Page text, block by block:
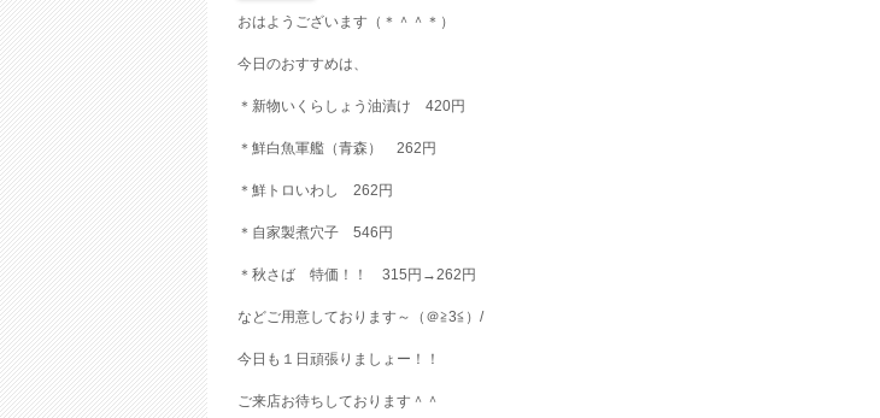
おはようございます（＊＾＾＊）
今日のおすすめは、
＊新物いくらしょう油漬け 420円
＊鮮白魚軍艦（青森） 262円
＊鮮トロいわし 262円
＊自家製煮穴子 546円
＊秋さば 特価！！ 315円→262円
などご用意しております～（＠≧3≦）/
今日も１日頑張りましょー！！
ご来店お待ちしております＾＾